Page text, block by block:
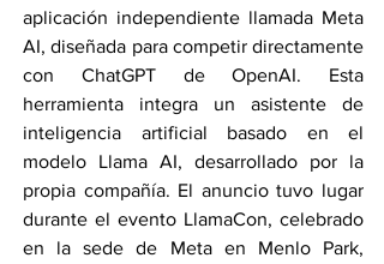
aplicación independiente llamada Meta
AI, diseñada para competir directamente
con ChatGPT de OpenAI. Esta
herramienta integra un asistente de
inteligencia artificial basado en el
modelo Llama AI, desarrollado por la
propia compañía. El anuncio tuvo lugar
durante el evento LlamaCon, celebrado
en la sede de Meta en Menlo Park,